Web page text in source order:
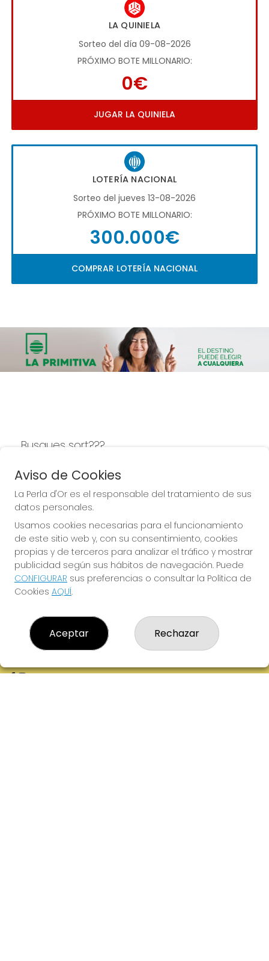
LA QUINIELA
Sorteo del día 09-08-2026
PRÓXIMO BOTE MILLONARIO:
0€
JUGAR LA QUINIELA
LOTERÍA NACIONAL
Sorteo del jueves 13-08-2026
PRÓXIMO BOTE MILLONARIO:
300.000€
COMPRAR LOTERÍA NACIONAL
Busques sort???
LA PERLA D'OR
LA PERLA D'OR
¿Quiénes somos?
Comprar lotería
Resultados
Contacto
Empresas
Registro
Aviso de Cookies
La Perla d'Or es el responsable del tratamiento de sus
datos personales.
Usamos cookies necesarias para el funcionamiento
de este sitio web y, con su consentimiento, cookies
propias y de terceros para analizar el tráfico y mostrar
publicidad según sus hábitos de navegación. Puede
CONFIGURAR sus preferencias o consultar la Política de
Cookies AQUÍ.
Aceptar Rechazar